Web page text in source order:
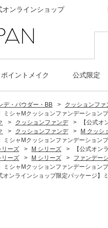
オンラインショップ
ポイントメイク 公式限定
デ・パウダー・BB >
クッションファ
ミシャMクッションファンデーショ
> クッションファンデ >
【公式
> クッションファンデ >
M クッシ
ミシャMクッションファンデーショ
ーズ > M シリーズ >
【公式オン
ーズ > M シリーズ >
ファンデー
ミシャMクッションファンデーショ
オンラインショップ限定パッケージ